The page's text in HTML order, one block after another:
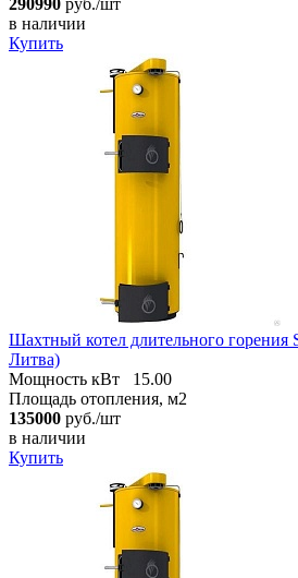
в наличии
Купить
Шахтный котел длительного горения
Литва)
Мощность кВт
15.00
Площадь отопления, м2
135000 руб./шт
в наличии
Купить